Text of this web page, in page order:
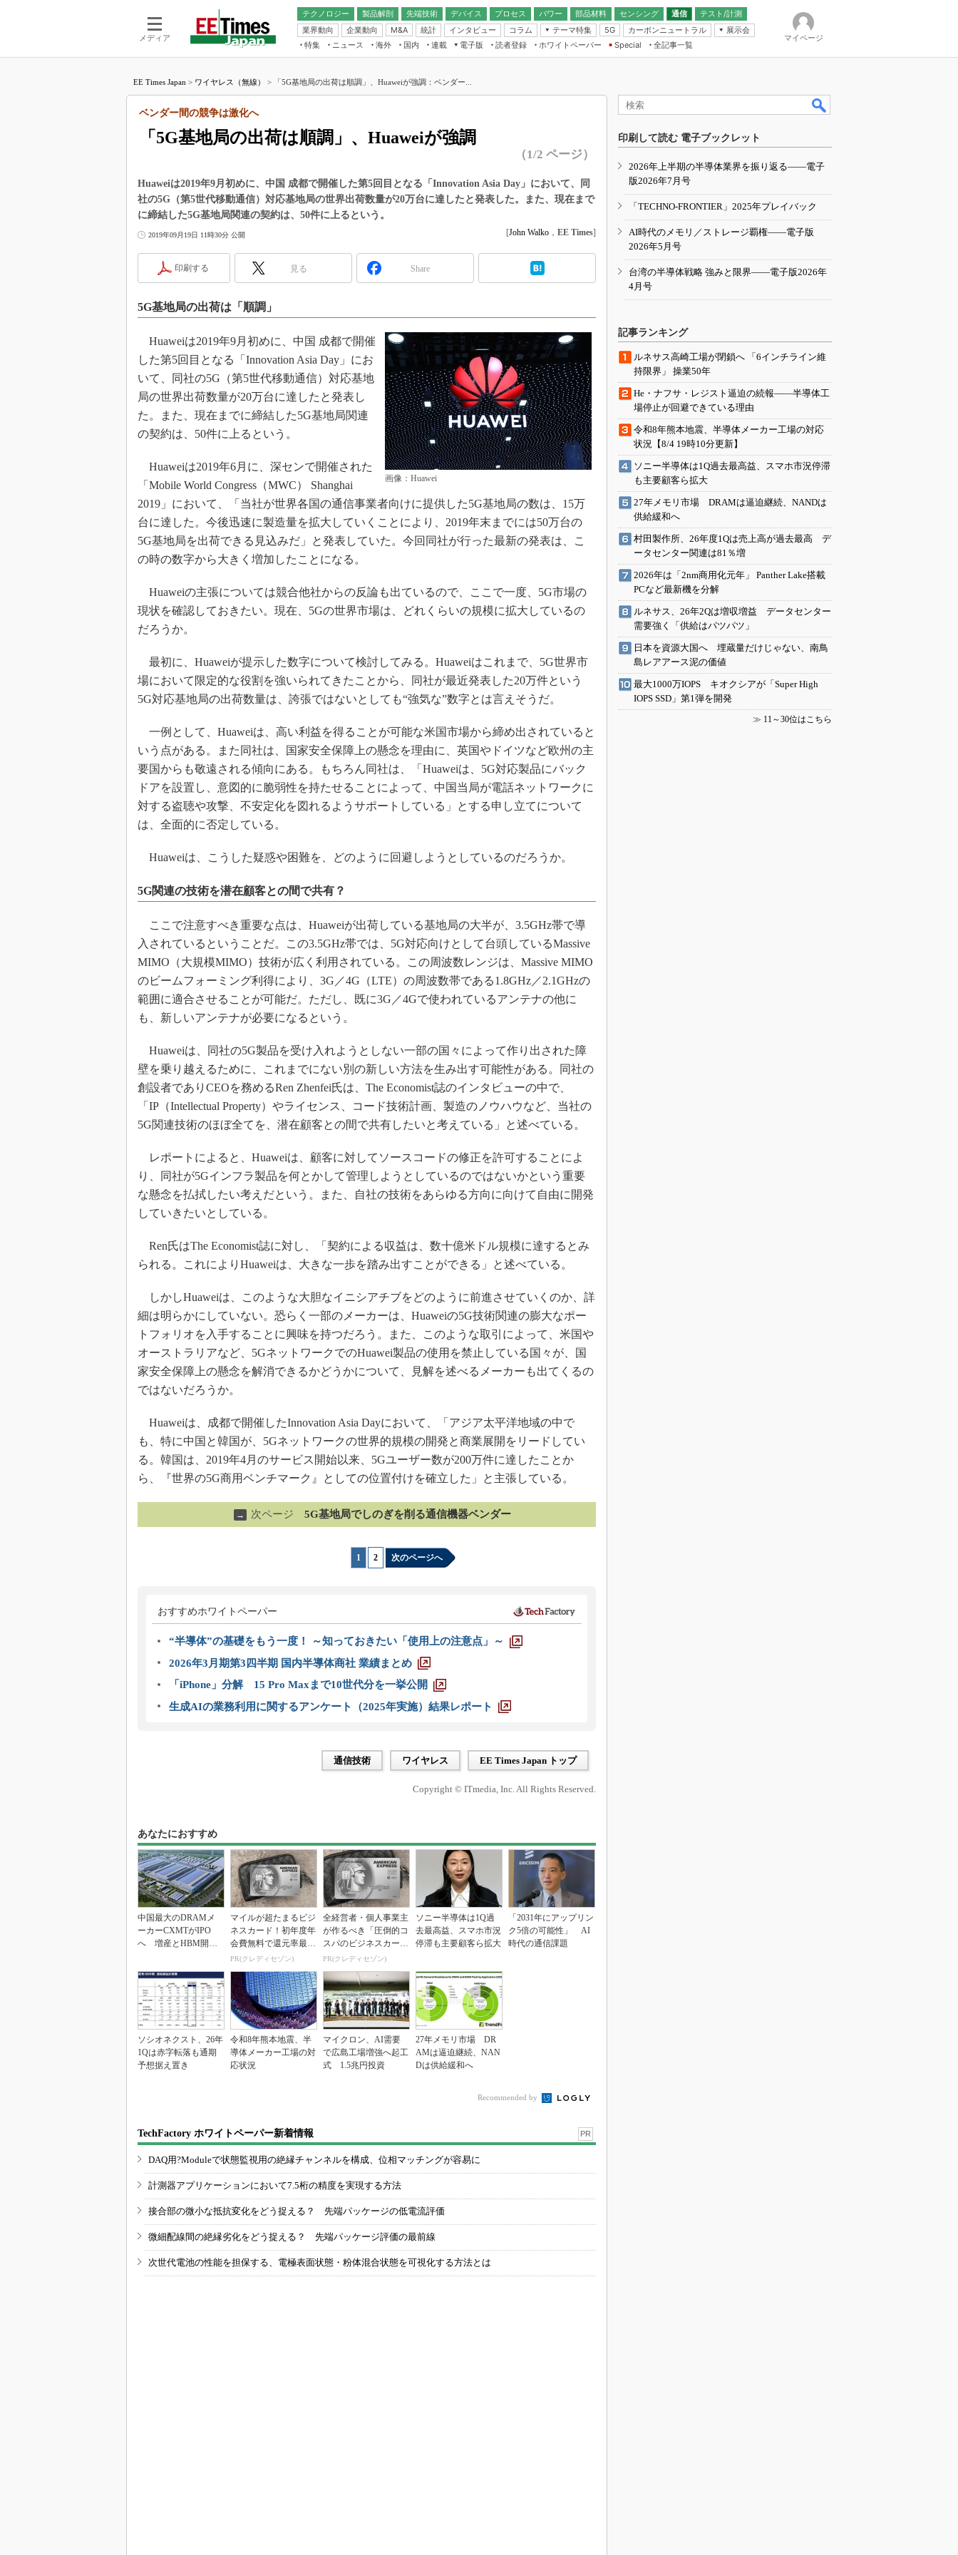
メディア
テクノロジー 製品解剖
先端技術
電池／エネルギー
デバイス
アナログ
マイコン
プロセス パワー 部品材料 センシング
通信
無線
テスト/計測
業界動向
企業動向 M&A 統計 インタビュー コラム
テーマ特集
フィジカルAI
読者調査（EE Times Research）
IoT
電源設計（EDN Japan）
5G カーボンニュートラル
展示会
IoT・エッジコンピューティング
EXPO
TECHNO-FRONTIER
人とくるま展
特集 ニュース 海外 国内
連載
福田昭のデバイス通信
大山聡の業界スコープ
リタイア直前エンジニアの社会人大
学漂流記
世界を「数字」で回してみよう
この10年で起こったこと、次の10年
で起こること
“異端児エンジニア”が仕掛けた社内
改革、執念の180日
イノベーションは日本を救うのか
JASA発IoT通信
IHSアナリスト「未来展望」
「英語に愛されないエンジニア」の
電子版
電子ブックレット
読者登録 ホワイトペーパー
Special
全記事一覧
マイページ
EE Times Japan > ワイヤレス（無線） > 「5G基地局の出荷は順調」、Huaweiが強調：ベンダー...
「5G基地局の出荷は順調」、Huaweiが強調
ベンダー間の競争は激化へ
（1/2 ページ）
Huaweiは2019年9月初めに、中国 成都で開催した第5回目となる「Innovation Asia Day」において、同
社の5G（第5世代移動通信）対応基地局の世界出荷数量が20万台に達したと発表した。また、現在まで
に締結した5G基地局関連の契約は、50件に上るという。
2019年09月19日 11時30分 公開 [John Walko ， EE Times]
印刷する 見る Share
5G基地局の出荷は「順調」
画像：Huawei
Huaweiは2019年9月初めに、中国 成都で開催
した第5回目となる「Innovation Asia Day」にお
いて、同社の5G（第5世代移動通信）対応基地
局の世界出荷数量が20万台に達したと発表し
た。また、現在までに締結した5G基地局関連
の契約は、50件に上るという。
Huaweiは2019年6月に、深センで開催された
「Mobile World Congress（MWC） Shanghai
2019」において、「当社が世界各国の通信事業者向けに提供した5G基地局の数は、15万
台に達した。今後迅速に製造量を拡大していくことにより、2019年末までには50万台の
5G基地局を出荷できる見込みだ」と発表していた。今回同社が行った最新の発表は、こ
の時の数字から大きく増加したことになる。
Huaweiの主張については競合他社からの反論も出ているので、ここで一度、5G市場の
現状を確認しておきたい。現在、5Gの世界市場は、どれくらいの規模に拡大しているの
だろうか。
最初に、Huaweiが提示した数字について検討してみる。Huaweiはこれまで、5G世界市
場において限定的な役割を強いられてきたことから、同社が最近発表した20万件という
5G対応基地局の出荷数量は、誇張ではないとしても“強気な”数字とは言えそうだ。
一例として、Huaweiは、高い利益を得ることが可能な米国市場から締め出されていると
いう点がある。また同社は、国家安全保障上の懸念を理由に、英国やドイツなど欧州の主
要国からも敬遠される傾向にある。もちろん同社は、「Huaweiは、5G対応製品にバック
ドアを設置し、意図的に脆弱性を持たせることによって、中国当局が電話ネットワークに
対する盗聴や攻撃、不安定化を図れるようサポートしている」とする申し立てについて
は、全面的に否定している。
Huaweiは、こうした疑惑や困難を、どのように回避しようとしているのだろうか。
5G関連の技術を潜在顧客との間で共有？
ここで注意すべき重要な点は、Huaweiが出荷している基地局の大半が、3.5GHz帯で導
入されているということだ。この3.5GHz帯では、5G対応向けとして台頭しているMassive
MIMO（大規模MIMO）技術が広く利用されている。この周波数レンジは、Massive MIMO
のビームフォーミング利得により、3G／4G（LTE）の周波数帯である1.8GHz／2.1GHzの
範囲に適合させることが可能だ。ただし、既に3G／4Gで使われているアンテナの他に
も、新しいアンテナが必要になるという。
Huaweiは、同社の5G製品を受け入れようとしない一部の国々によって作り出された障
壁を乗り越えるために、これまでにない別の新しい方法を生み出す可能性がある。同社の
創設者でありCEOを務めるRen Zhenfei氏は、The Economist誌のインタビューの中で、
「IP（Intellectual Property）やライセンス、コード技術計画、製造のノウハウなど、当社の
5G関連技術のほぼ全てを、潜在顧客との間で共有したいと考えている」と述べている。
レポートによると、Huaweiは、顧客に対してソースコードの修正を許可することによ
り、同社が5Gインフラ製品を何とかして管理しようとしているのではないかという重要
な懸念を払拭したい考えだという。また、自社の技術をあらゆる方向に向けて自由に開発
していきたいとしている。
Ren氏はThe Economist誌に対し、「契約による収益は、数十億米ドル規模に達するとみ
られる。これによりHuaweiは、大きな一歩を踏み出すことができる」と述べている。
しかしHuaweiは、このような大胆なイニシアチブをどのように前進させていくのか、詳
細は明らかにしていない。恐らく一部のメーカーは、Huaweiの5G技術関連の膨大なポー
トフォリオを入手することに興味を持つだろう。また、このような取引によって、米国や
オーストラリアなど、5GネットワークでのHuawei製品の使用を禁止している国々が、国
家安全保障上の懸念を解消できるかどうかについて、見解を述べるメーカーも出てくるの
ではないだろうか。
Huaweiは、成都で開催したInnovation Asia Dayにおいて、「アジア太平洋地域の中で
も、特に中国と韓国が、5Gネットワークの世界的規模の開発と商業展開をリードしてい
る。韓国は、2019年4月のサービス開始以来、5Gユーザー数が200万件に達したことか
ら、『世界の5G商用ベンチマーク』としての位置付けを確立した」と主張している。
→ 次ページ 5G基地局でしのぎを削る通信機器ベンダー
1 2 次のページへ
おすすめホワイトペーパー
“半導体”の基礎をもう一度！ ～知っておきたい「使用上の注意点」～
2026年3月期第3四半期 国内半導体商社 業績まとめ
「iPhone」分解 15 Pro Maxまで10世代分を一挙公開
生成AIの業務利用に関するアンケート（2025年実施）結果レポート
通信技術 ワイヤレス EE Times Japan トップ
Copyright © ITmedia, Inc. All Rights Reserved.
あなたにおすすめ
中国最大のDRAMメ
ーカーCXMTがIPO
へ 増産とHBM開発
マイルが超たまるビジ
ネスカード！初年度年
会費無料で還元率最大
1.125%
PR(クレディセゾン)
全経営者・個人事業主
が作るべき「圧倒的コ
スパのビジネスカー
ド」
PR(クレディセゾン)
ソニー半導体は1Q過
去最高益、スマホ市況
停滞も主要顧客ら拡大
「2031年にアップリン
ク5倍の可能性」 AI
時代の通信課題
ソシオネクスト、26年
1Qは赤字転落も通期
予想据え置き
令和8年熊本地震、半
導体メーカー工場の対
応状況
マイクロン、AI需要
で広島工場増強へ起工
式 1.5兆円投資
27年メモリ市場 DR
AMは逼迫継続、NAN
Dは供給緩和へ
Recommended by
TechFactory ホワイトペーパー新着情報 PR
DAQ用?Moduleで状態監視用の絶縁チャンネルを構成、位相マッチングが容易に
計測器アプリケーションにおいて7.5桁の精度を実現する方法
接合部の微小な抵抗変化をどう捉える？ 先端パッケージの低電流評価
微細配線間の絶縁劣化をどう捉える？ 先端パッケージ評価の最前線
次世代電池の性能を担保する、電極表面状態・粉体混合状態を可視化する方法とは
印刷して読む 電子ブックレット
2026年上半期の半導体業界を振り返る――電子
版2026年7月号
「TECHNO-FRONTIER」2025年プレイバック
AI時代のメモリ／ストレージ覇権――電子版
2026年5月号
台湾の半導体戦略 強みと限界――電子版2026年
4月号
記事ランキング
ルネサス高崎工場が閉鎖へ 「6インチライン維
持限界」 操業50年
He・ナフサ・レジスト逼迫の続報――半導体工
場停止が回避できている理由
令和8年熊本地震、半導体メーカー工場の対応
状況【8/4 19時10分更新】
ソニー半導体は1Q過去最高益、スマホ市況停滞
も主要顧客ら拡大
27年メモリ市場 DRAMは逼迫継続、NANDは
供給緩和へ
村田製作所、26年度1Qは売上高が過去最高 デ
ータセンター関連は81％増
2026年は「2nm商用化元年」 Panther Lake搭載
PCなど最新機を分解
ルネサス、26年2Qは増収増益 データセンター
需要強く「供給はパツパツ」
日本を資源大国へ 埋蔵量だけじゃない、南鳥
島レアアース泥の価値
最大1000万IOPS キオクシアが「Super High
IOPS SSD」第1弾を開発
≫ 11～30位はこちら